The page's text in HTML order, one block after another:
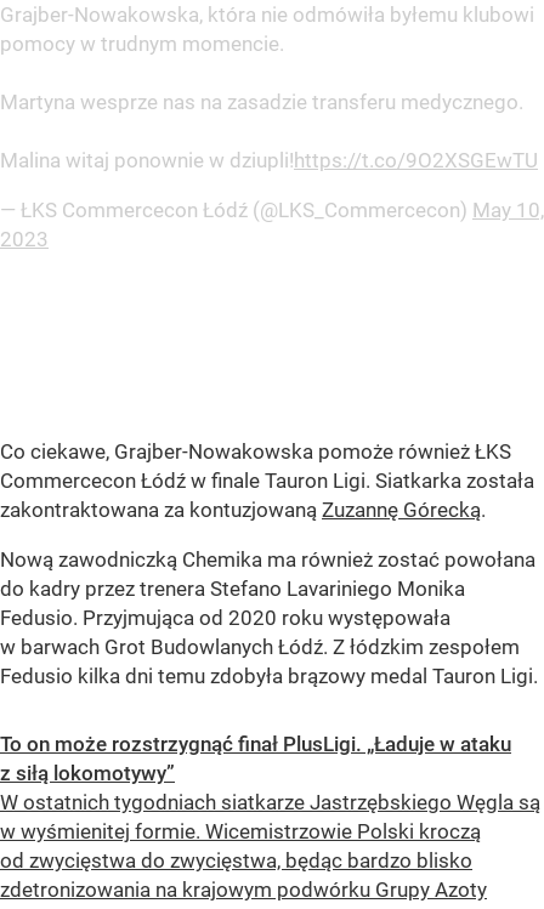
Grajber-Nowakowska, która nie odmówiła byłemu klubowi
pomocy w trudnym momencie.
Martyna wesprze nas na zasadzie transferu medycznego.
Malina witaj ponownie w dziupli! https://t.co/9O2XSGEwTU
— ŁKS Commercecon Łódź (@LKS_Commercecon) May 10,
2023
Co ciekawe, Grajber-Nowakowska pomoże również ŁKS
Commercecon Łódź w finale Tauron Ligi. Siatkarka została
zakontraktowana za kontuzjowaną Zuzannę Górecką.
Nową zawodniczką Chemika ma również zostać powołana
do kadry przez trenera Stefano Lavariniego Monika
Fedusio. Przyjmująca od 2020 roku występowała
w barwach Grot Budowlanych Łódź. Z łódzkim zespołem
Fedusio kilka dni temu zdobyła brązowy medal Tauron Ligi.
To on może rozstrzygnąć finał PlusLigi. „Ładuje w ataku
z siłą lokomotywy”
W ostatnich tygodniach siatkarze Jastrzębskiego Węgla są
w wyśmienitej formie. Wicemistrzowie Polski kroczą
od zwycięstwa do zwycięstwa, będąc bardzo blisko
zdetronizowania na krajowym podwórku Grupy Azoty